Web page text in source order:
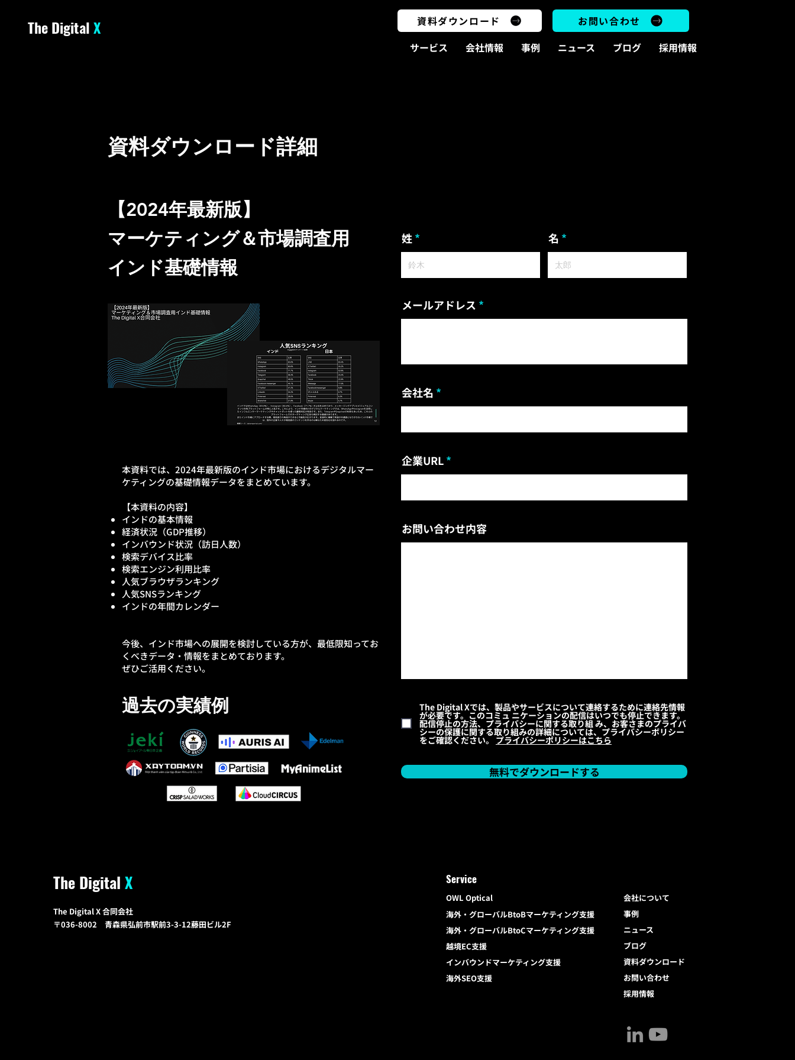
The DigitalX 資料ダウンロード
お問い合わせ
サービス
会社情報 事例 ニュース ブログ 採用情報
資料ダウンロード詳細
【2024年最新版】
マーケティング＆市場調査用
インド基礎情報
​本資料では、2024年最新版のインド市場におけるデジタルマー
ケティングの基礎情報データをまとめています。
【本資料の内容】
インドの基本情報
経済状況（GDP推移）
インバウンド状況（訪日人数）
検索デバイス比率
検索エンジン利用比率
人気ブラウザランキング
人気SNSランキング
インドの年間カレンダー
今後、インド市場への展開を検討している方が、最低限知ってお
くべきデータ・情報をまとめております。
​ぜひご活用ください。
過去の実績例
姓 名
メールアドレス
会社名
企業URL
お問い合わせ内容
The Digital Xでは、製品やサービスについて連絡するために連絡先情報
が必要です。このコミュ ニケーションの配信はいつでも停止できます。
配信停止の方法、プライバシーに関する取り組 み、お客さまのプライバ
シーの保護に関する取り組みの詳細については、プライバシーボリシー
をご確認ください。 プライバシーポリシーはこちら
無料でダウンロードする
The Digital X
The Digital X 合同会社
〒036-8002 青森県弘前市駅前3-3-12藤田ビル2F
Service
OWL Optical
海外・グローバルBtoBマーケティング支援
海外・グローバルBtoCマーケティング支援
越境EC支援
インバウンドマーケティング支援
海外SEO支援
会社について
事例
ニュース
ブログ
資料ダウンロード
お問い合わせ
採用情報